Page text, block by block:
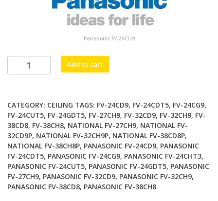
Panasonic FV-24CU9
Panasonic
FV-
ติด
เพดาน
รุ่น
ใหม่
quantity
Add to cart
CATEGORY: CEILING TAGS: FV-24CD9, FV-24CDT5, FV-24CG9,
FV-24CUT5, FV-24GDT5, FV-27CH9, FV-32CD9, FV-32CH9, FV-
38CD8, FV-38CH8, NATIONAL FV-27CH9, NATIONAL FV-
32CD9P, NATIONAL FV-32CH9P, NATIONAL FV-38CD8P,
NATIONAL FV-38CH8P, PANASONIC FV-24CD9, PANASONIC
FV-24CDT5, PANASONIC FV-24CG9, PANASONIC FV-24CHT3,
PANASONIC FV-24CUT5, PANASONIC FV-24GDT5, PANASONIC
FV-27CH9, PANASONIC FV-32CD9, PANASONIC FV-32CH9,
PANASONIC FV-38CD8, PANASONIC FV-38CH8